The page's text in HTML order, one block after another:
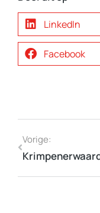
LinkedIn
Facebook
Vorige: